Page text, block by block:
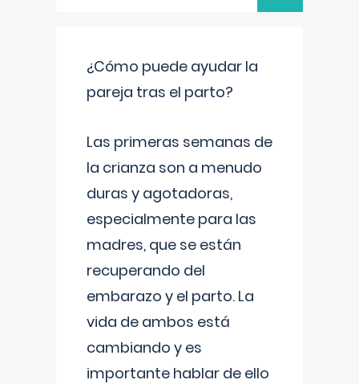
¿Cómo puede ayudar la
pareja tras el parto?
Las primeras semanas de
la crianza son a menudo
duras y agotadoras,
especialmente para las
madres, que se están
recuperando del
embarazo y el parto. La
vida de ambos está
cambiando y es
importante hablar de ello